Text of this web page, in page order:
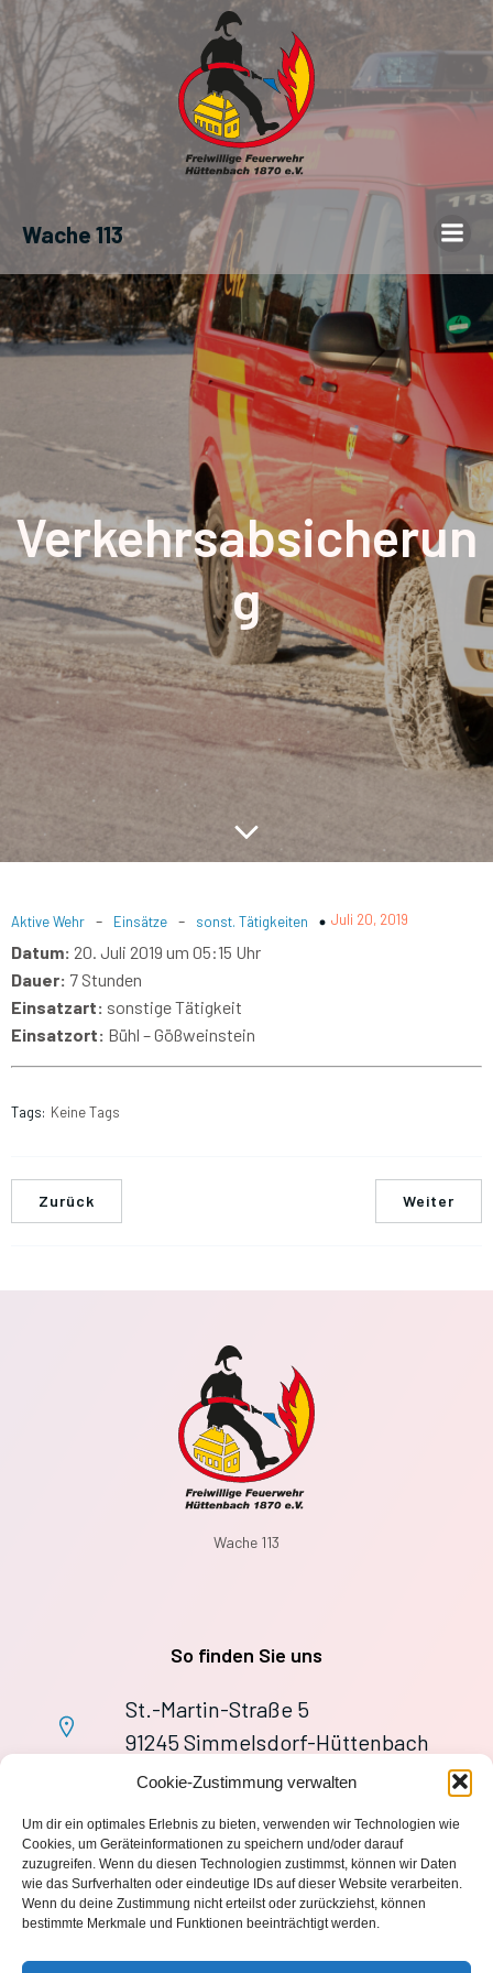
Cookie-Zustimmung verwalten
Um dir ein optimales Erlebnis zu bieten, verwenden wir Technologien wie
Cookies, um Geräteinformationen zu speichern und/oder darauf
zuzugreifen. Wenn du diesen Technologien zustimmst, können wir Daten
wie das Surfverhalten oder eindeutige IDs auf dieser Website verarbeiten.
Wenn du deine Zustimmung nicht erteilst oder zurückziehst, können
bestimmte Merkmale und Funktionen beeinträchtigt werden.
Wache 113
Verkehrsabsicherun
g
Aktive Wehr - Einsätze - sonst. Tätigkeiten Juli 20, 2019
Datum: 20. Juli 2019 um 05:15 Uhr
Dauer: 7 Stunden
Einsatzart: sonstige Tätigkeit
Einsatzort: Bühl – Gößweinstein
Tags: Keine Tags
Zurück Weiter
Wache 113
So finden Sie uns
St.-Martin-Straße 5
91245 Simmelsdorf-Hüttenbach
+49 9155 9279727
wache113@ff-huettenbach.de